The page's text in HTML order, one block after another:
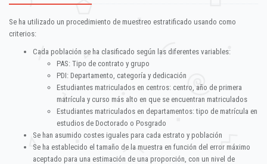
Se ha utilizado un procedimiento de muestreo estratificado usando como
criterios:
Cada población se ha clasificado según las diferentes variables:
PAS: Tipo de contrato y grupo
PDI: Departamento, categoría y dedicación
Estudiantes matriculados en centros: centro, año de primera
matrícula y curso más alto en que se encuentran matriculados
Estudiantes matriculados en departamentos: tipo de matrícula en
estudios de Doctorado o Posgrado
Se han asumido costes iguales para cada estrato y población
Se ha establecido el tamaño de la muestra en función del error máximo
aceptado para una estimación de una proporción, con un nivel de